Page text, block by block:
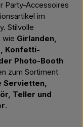
Party-Accessoires
im
Stilvolle
wie Girlanden,
Konfetti-
Photo-Booth
zum Sortiment
Servietten,
Teller und
.